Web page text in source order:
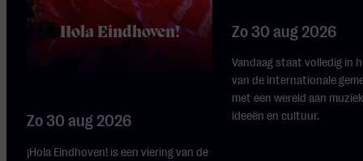
Hola Eindhoven!
Zo 30 aug 2026
¡Hola Eindhoven! is een viering van de
Zo 30 aug 2026
Vandaag staat volledig in
van de internationale
met een wereld aan
ideeën en cultuur.